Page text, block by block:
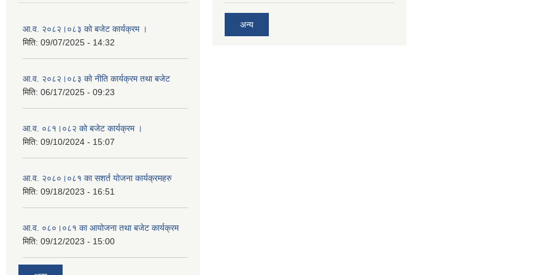
आ.व. २०८२।०८३ को बजेट कार्यक्रम ।
मिति: 09/07/2025 - 14:32
आ.व. २०८२।०८३ को नीति कार्यक्रम तथा बजेट
मिति: 06/17/2025 - 09:23
आ.व. ०८१।०८२ को बजेट कार्यक्रम ।
मिति: 09/10/2024 - 15:07
आ.व. २०८०।०८१ का सशर्त योजना कार्यक्रमहरु
मिति: 09/18/2023 - 16:51
आ.व. ०८०।०८१ का आयोजना तथा बजेट कार्यक्रम
मिति: 09/12/2023 - 15:00
अन्य